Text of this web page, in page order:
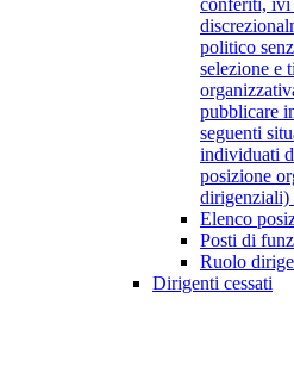
conferiti, ivi
politico
selezione e
pubblicare
seguenti
individuati
posizione
dirigenziali)
Elenco
Posti di
Ruolo
Dirigenti cessati